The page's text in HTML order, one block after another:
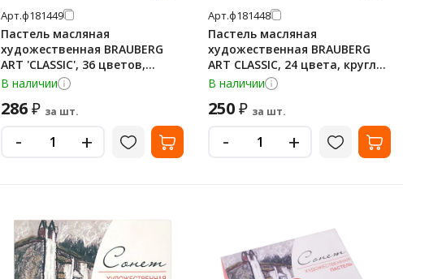
Арт.ф181449
Пастель масляная
художественная BRAUBERG
ART 'CLASSIC', 36 цветов,
круглое сечение, 181449
В наличии
286₽ за шт.
- +
Арт.ф181448
Пастель масляная
художественная BRAUBERG
ART CLASSIC, 24 цвета, круглое
сечение, 181448
В наличии
250₽ за шт.
- +